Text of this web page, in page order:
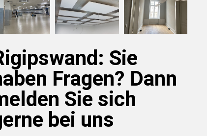
Sie
Fragen? Dann
Sie sich
bei uns